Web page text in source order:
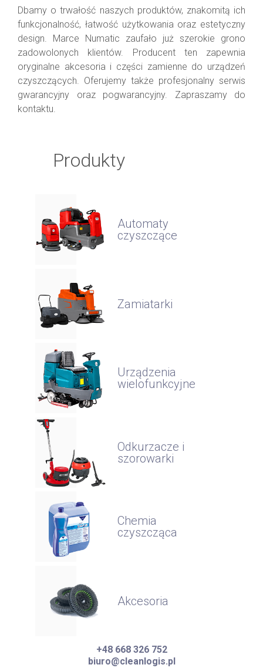
Dbamy o trwałość naszych produktów, znakomitą ich
funkcjonalność, łatwość użytkowania oraz estetyczny
design. Marce Numatic zaufało już szerokie grono
zadowolonych klientów. Producent ten zapewnia
oryginalne akcesoria i części zamienne do urządzeń
czyszczących. Oferujemy także profesjonalny serwis
gwarancyjny oraz pogwarancyjny. Zapraszamy do
kontaktu.
Produkty
Automaty
czyszczące
Zamiatarki
Urządzenia
wielofunkcyjne
Odkurzacze i
szorowarki
Chemia
czyszcząca
Akcesoria
+48 668 326 752
biuro@cleanlogis.pl